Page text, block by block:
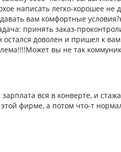
написать легко-хорошее
вам комфортные
принять заказ-
остался доволен и пришел к
вы не так
вся в конверте, и
фирме, а потом что-т